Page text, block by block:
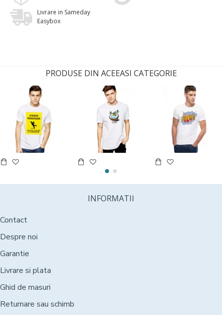
Livrare in Sameday
Easybox
PRODUSE DIN ACEEASI CATEGORIE
INFORMATII
Contact
Despre noi
Garantie
Livrare si plata
Ghid de masuri
Returnare sau schimb